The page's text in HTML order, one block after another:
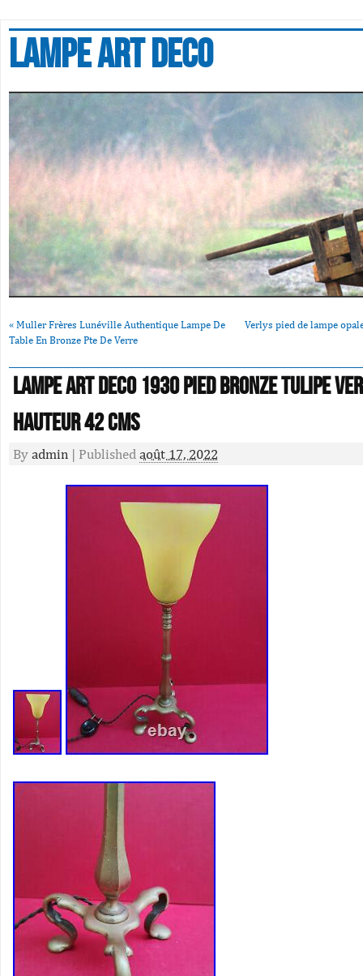
Lampe art deco
« Muller Frères Lunéville Authentique Lampe De
Table En Bronze Pte De Verre
Verlys pied de lampe
Lampe art deco 1930 Pied bronze Tulipe
hauteur 42 cms
By admin | Published août 17, 2022